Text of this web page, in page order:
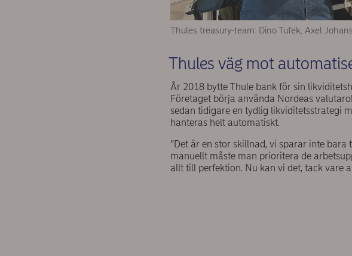
Thules treasury-team: Dino Tufek, Axel
Thules väg mot
År 2018 bytte Thule bank för sin
Företaget börja använda Nordeas
sedan tidigare en tydlig likviditetsstrategi
hanteras helt automatiskt.
”Det är en stor skillnad, vi sparar inte
manuellt måste man prioritera de
allt till perfektion. Nu kan vi det, tack vare